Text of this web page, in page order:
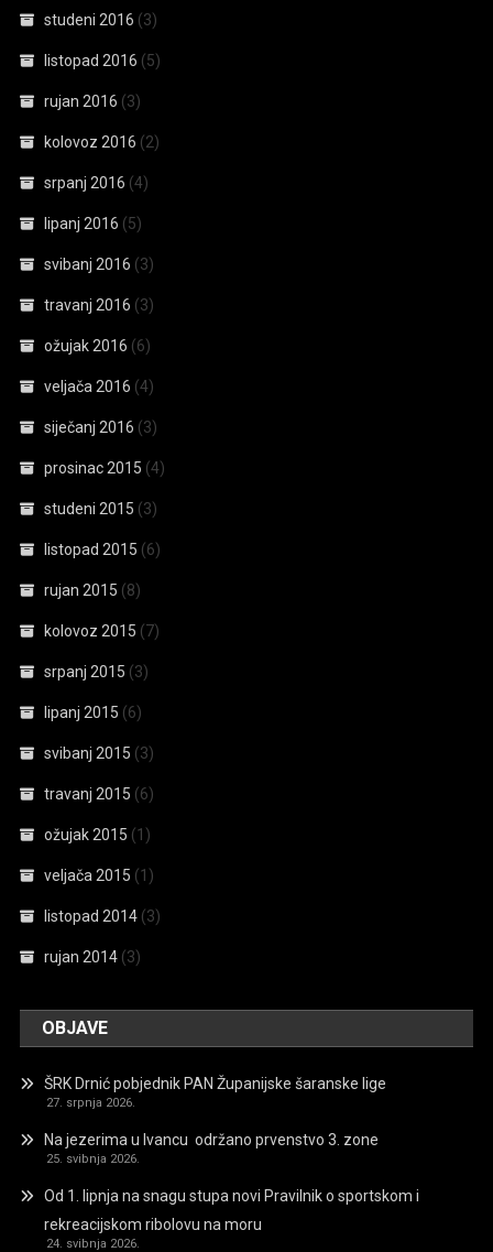
studeni 2016 (3)
listopad 2016 (5)
rujan 2016 (3)
kolovoz 2016 (2)
srpanj 2016 (4)
lipanj 2016 (5)
svibanj 2016 (3)
travanj 2016 (3)
ožujak 2016 (6)
veljača 2016 (4)
siječanj 2016 (3)
prosinac 2015 (4)
studeni 2015 (3)
listopad 2015 (6)
rujan 2015 (8)
kolovoz 2015 (7)
srpanj 2015 (3)
lipanj 2015 (6)
svibanj 2015 (3)
travanj 2015 (6)
ožujak 2015 (1)
veljača 2015 (1)
listopad 2014 (3)
rujan 2014 (3)
OBJAVE
ŠRK Drnić pobjednik PAN Županijske šaranske lige
27. srpnja 2026.
Na jezerima u Ivancu održano prvenstvo 3. zone
25. svibnja 2026.
Od 1. lipnja na snagu stupa novi Pravilnik o sportskom i
rekreacijskom ribolovu na moru
24. svibnja 2026.